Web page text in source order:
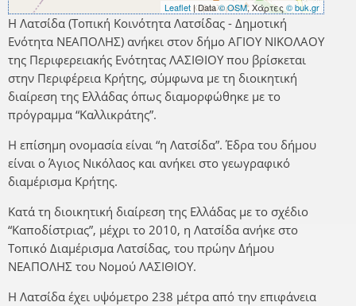
Leaflet| Data© OSM, Χάρτες© buk.gr
Η Λατσίδα (Τοπική Κοινότητα Λατσίδας - Δημοτική
Ενότητα ΝΕΑΠΟΛΗΣ) ανήκει στον δήμο ΑΓΙΟΥ ΝΙΚΟΛΑΟΥ
της Περιφερειακής Ενότητας ΛΑΣΙΘΙΟΥ που βρίσκεται
στην Περιφέρεια Κρήτης, σύμφωνα με τη διοικητική
διαίρεση της Ελλάδας όπως διαμορφώθηκε με το
πρόγραμμα “Καλλικράτης”.
Η επίσημη ονομασία είναι “η Λατσίδα”. Έδρα του δήμου
είναι ο Άγιος Νικόλαος και ανήκει στο γεωγραφικό
διαμέρισμα Κρήτης.
Κατά τη διοικητική διαίρεση της Ελλάδας με το σχέδιο
“Καποδίστριας”, μέχρι το 2010, η Λατσίδα ανήκε στο
Τοπικό Διαμέρισμα Λατσίδας, του πρώην Δήμου
ΝΕΑΠΟΛΗΣ του Νομού ΛΑΣΙΘΙΟΥ.
Η Λατσίδα έχει υψόμετρο 238 μέτρα από την επιφάνεια